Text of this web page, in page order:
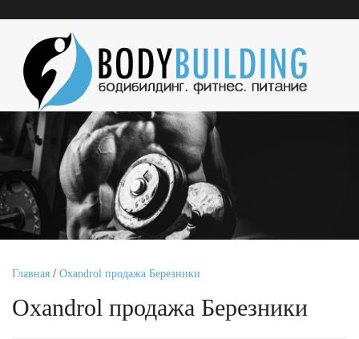
Главная / Oxandrol продажа Березники
Oxandrol продажа Березники